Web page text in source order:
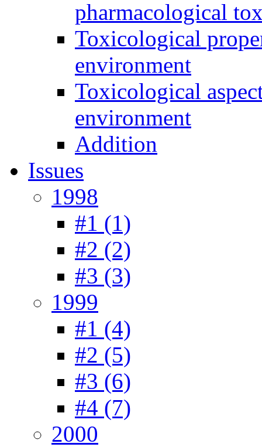
pharmacological
Toxicological
environment
Toxicological
environment
Addition
Issues
1998
#1 (1)
#2 (2)
#3 (3)
1999
#1 (4)
#2 (5)
#3 (6)
#4 (7)
2000